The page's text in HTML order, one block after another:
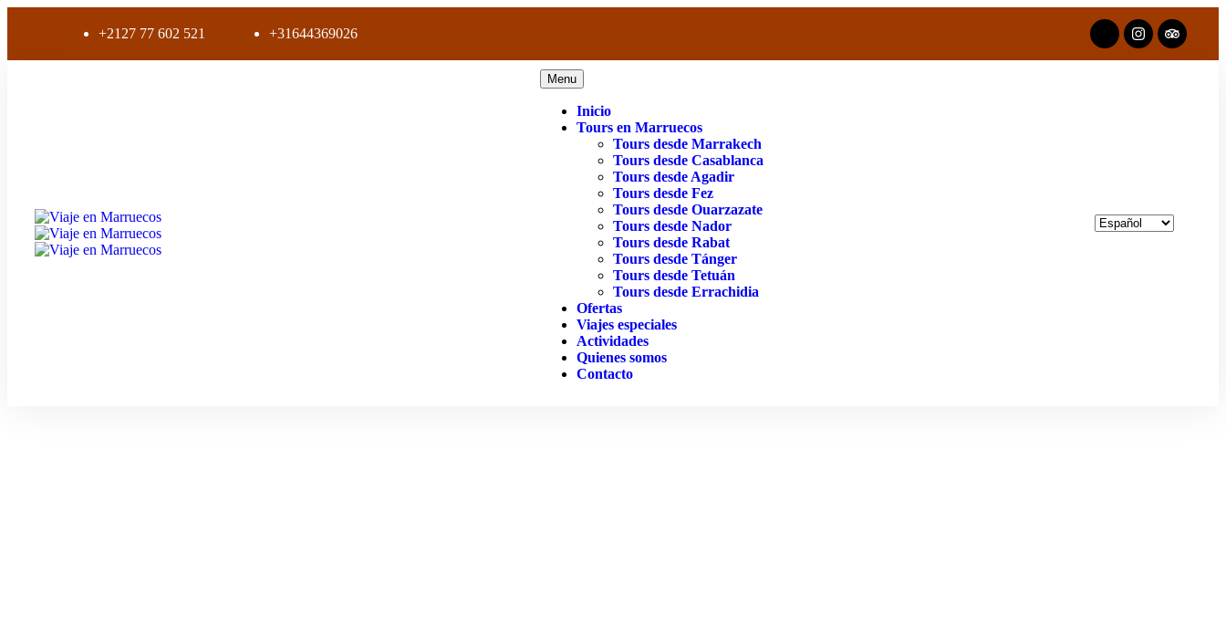
+2127 77 602 521 +31644369026
Menu
Inicio
Tours en Marruecos
Tours desde Marrakech
Tours desde Casablanca
Tours desde Agadir
Tours desde Fez
Tours desde Ouarzazate
Tours desde Nador
Tours desde Rabat
Tours desde Tánger
Tours desde Tetuán
Tours desde Errachidia
Ofertas
Viajes especiales
Actividades
Quienes somos
Contacto